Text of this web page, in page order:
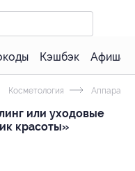
Кэшбэк Афиша
Косметология
или уходовые
красоты»